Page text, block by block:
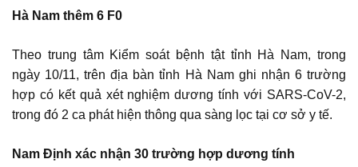
Hà Nam thêm 6 F0
Theo trung tâm Kiểm soát bệnh tật tỉnh Hà Nam, trong
ngày 10/11, trên địa bàn tỉnh Hà Nam ghi nhận 6 trường
hợp có kết quả xét nghiệm dương tính với SARS-CoV-2,
trong đó 2 ca phát hiện thông qua sàng lọc tại cơ sở y tế.
Nam Định xác nhận 30 trường hợp dương tính